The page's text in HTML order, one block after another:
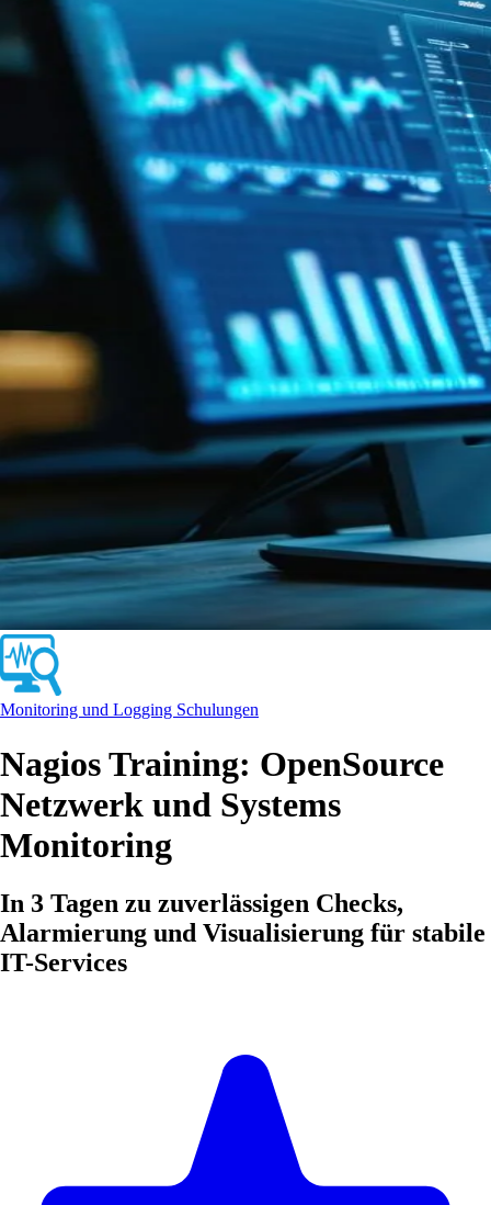
Monitoring und Logging Schulungen
Nagios Training: OpenSource
Netzwerk und Systems
Monitoring
In 3 Tagen zu zuverlässigen Checks,
Alarmierung und Visualisierung für stabile
IT-Services